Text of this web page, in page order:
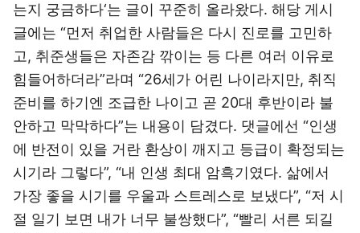
는지 궁금하다‘는 글이 꾸준히 올라왔다. 해당 게시
글에는 “먼저 취업한 사람들은 다시 진로를 고민하
고, 취준생들은 자존감 깎이는 등 다른 여러 이유로
힘들어하더라”라며 “26세가 어린 나이라지만, 취직
준비를 하기엔 조급한 나이고 곧 20대 후반이라 불
안하고 막막하다”는 내용이 담겼다. 댓글에선 “인생
에 반전이 있을 거란 환상이 깨지고 등급이 확정되는
시기라 그렇다”, “내 인생 최대 암흑기였다. 삶에서
가장 좋을 시기를 우울과 스트레스로 보냈다”, “저 시
절 일기 보면 내가 너무 불쌍했다”, “빨리 서른 되길